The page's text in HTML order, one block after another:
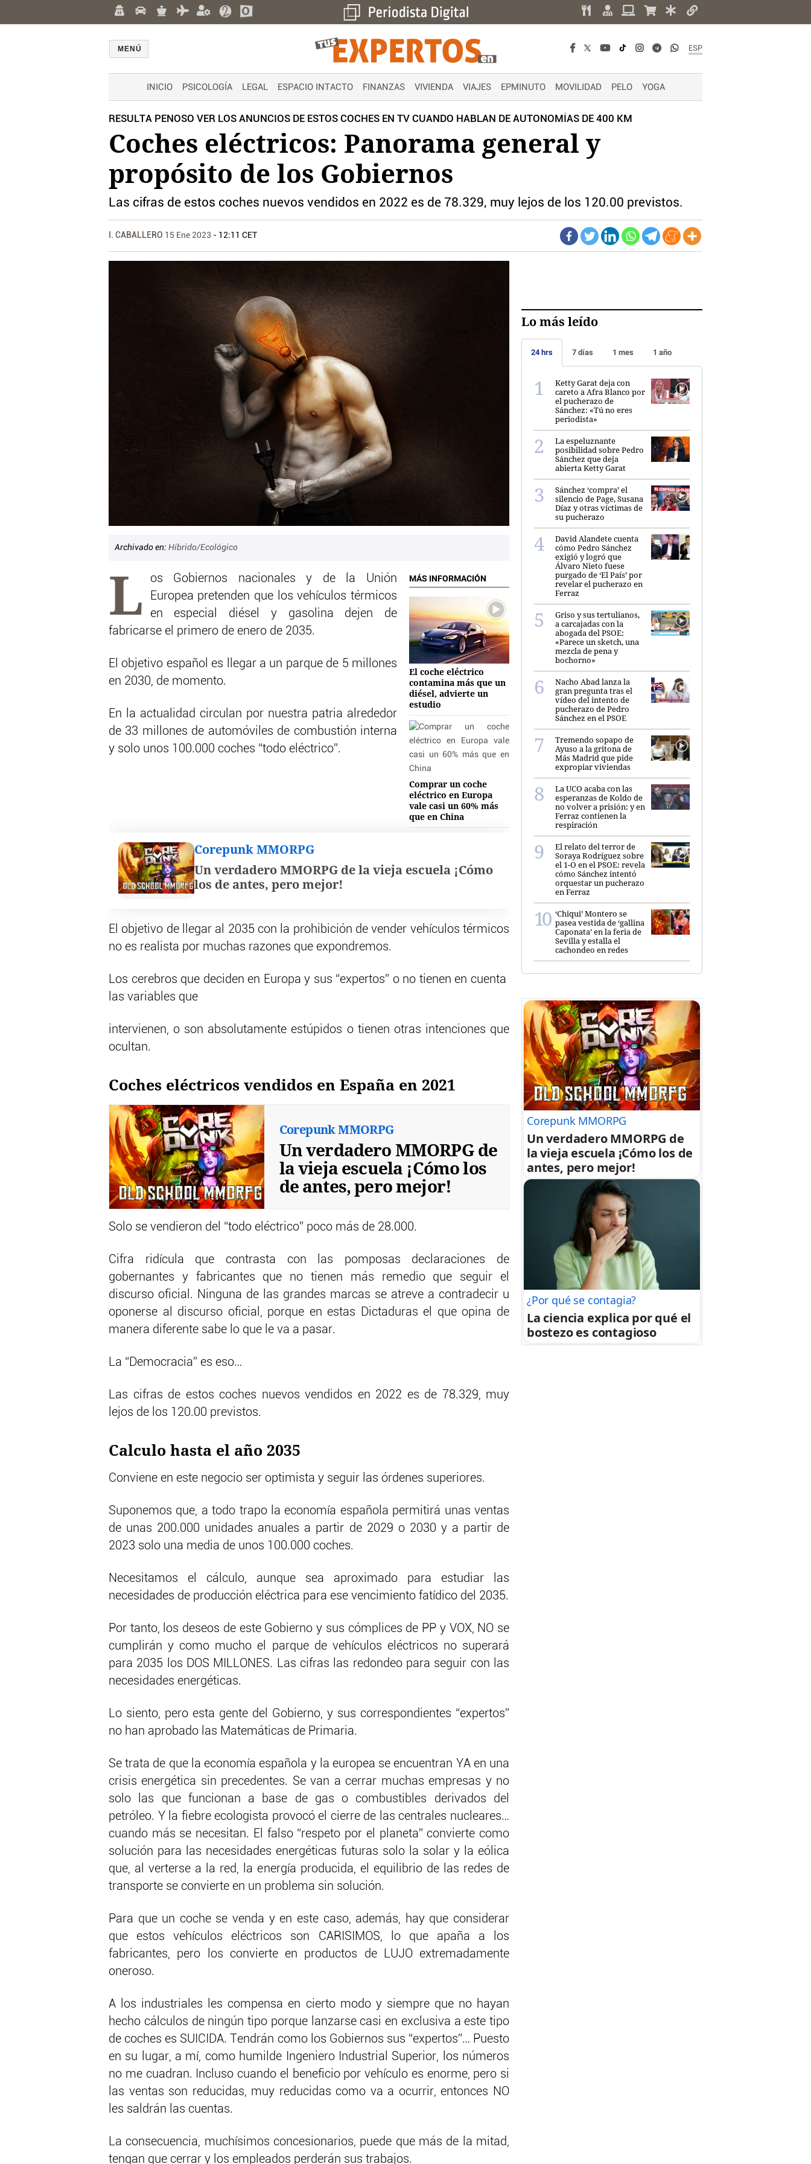
ESP
MENÚ
INICIO PSICOLOGÍA LEGAL ESPACIO INTACTO FINANZAS VIVIENDA VIAJES EPMINUTO MOVILIDAD PELO YOGA
RESULTA PENOSO VER LOS ANUNCIOS DE ESTOS COCHES EN TV CUANDO HABLAN DE AUTONOMÍAS DE 400 KM
Coches eléctricos: Panorama general y
propósito de los Gobiernos
Las cifras de estos coches nuevos vendidos en 2022 es de 78.329, muy lejos de los 120.00 previstos.
I. CABALLERO 15 Ene 2023 - 12:11 CET
Archivado en: Híbrido/Ecológico
MÁS INFORMACIÓN
El coche eléctrico
contamina más que un
diésel, advierte un
estudio
Comprar un coche
eléctrico en Europa
vale casi un 60% más
que en China
L
os Gobiernos nacionales y de la Unión
Europea pretenden que los vehículos térmicos
en especial diésel y gasolina dejen de
fabricarse el primero de enero de 2035.
El objetivo español es llegar a un parque de 5 millones
en 2030, de momento.
En la actualidad circulan por nuestra patria alrededor
de 33 millones de automóviles de combustión interna
y solo unos 100.000 coches “todo eléctrico”.
Corepunk MMORPG
Un verdadero MMORPG de la vieja escuela ¡Cómo
los de antes, pero mejor!
El objetivo de llegar al 2035 con la prohibición de vender vehículos térmicos
no es realista por muchas razones que expondremos.
Los cerebros que deciden en Europa y sus “expertos” o no tienen en cuenta
las variables que
intervienen, o son absolutamente estúpidos o tienen otras intenciones que
ocultan.
Coches eléctricos vendidos en España en 2021
Corepunk MMORPG
Un verdadero MMORPG de
la vieja escuela ¡Cómo los
de antes, pero mejor!
Solo se vendieron del “todo eléctrico” poco más de 28.000.
Cifra ridícula que contrasta con las pomposas declaraciones de
gobernantes y fabricantes que no tienen más remedio que seguir el
discurso oficial. Ninguna de las grandes marcas se atreve a contradecir u
oponerse al discurso oficial, porque en estas Dictaduras el que opina de
manera diferente sabe lo que le va a pasar.
La “Democracia” es eso…
Las cifras de estos coches nuevos vendidos en 2022 es de 78.329, muy
lejos de los 120.00 previstos.
Calculo hasta el año 2035
Conviene en este negocio ser optimista y seguir las órdenes superiores.
Suponemos que, a todo trapo la economía española permitirá unas ventas
de unas 200.000 unidades anuales a partir de 2029 o 2030 y a partir de
2023 solo una media de unos 100.000 coches.
Necesitamos el cálculo, aunque sea aproximado para estudiar las
necesidades de producción eléctrica para ese vencimiento fatídico del 2035.
Por tanto, los deseos de este Gobierno y sus cómplices de PP y VOX, NO se
cumplirán y como mucho el parque de vehículos eléctricos no superará
para 2035 los DOS MILLONES. Las cifras las redondeo para seguir con las
necesidades energéticas.
Lo siento, pero esta gente del Gobierno, y sus correspondientes “expertos”
no han aprobado las Matemáticas de Primaria.
Se trata de que la economía española y la europea se encuentran YA en una
crisis energética sin precedentes. Se van a cerrar muchas empresas y no
solo las que funcionan a base de gas o combustibles derivados del
petróleo. Y la fiebre ecologista provocó el cierre de las centrales nucleares…
cuando más se necesitan. El falso “respeto por el planeta” convierte como
solución para las necesidades energéticas futuras solo la solar y la eólica
que, al verterse a la red, la energía producida, el equilibrio de las redes de
transporte se convierte en un problema sin solución.
Para que un coche se venda y en este caso, además, hay que considerar
que estos vehículos eléctricos son CARISIMOS, lo que apaña a los
fabricantes, pero los convierte en productos de LUJO extremadamente
oneroso.
A los industriales les compensa en cierto modo y siempre que no hayan
hecho cálculos de ningún tipo porque lanzarse casi en exclusiva a este tipo
de coches es SUICIDA. Tendrán como los Gobiernos sus “expertos”… Puesto
en su lugar, a mí, como humilde Ingeniero Industrial Superior, los números
no me cuadran. Incluso cuando el beneficio por vehículo es enorme, pero si
las ventas son reducidas, muy reducidas como va a ocurrir, entonces NO
les saldrán las cuentas.
La consecuencia, muchísimos concesionarios, puede que más de la mitad,
tengan que cerrar y los empleados perderán sus trabajos.
Lo más leído
24 hrs 7 días 1 mes 1 año
Ketty Garat deja con
careto a Afra Blanco por
el pucherazo de
Sánchez: «Tú no eres
periodista»
La espeluznante
posibilidad sobre Pedro
Sánchez que deja
abierta Ketty Garat
Sánchez ‘compra’ el
silencio de Page, Susana
Díaz y otras víctimas de
su pucherazo
David Alandete cuenta
cómo Pedro Sánchez
exigió y logró que
Álvaro Nieto fuese
purgado de ‘El País’ por
revelar el pucherazo en
Ferraz
Griso y sus tertulianos,
a carcajadas con la
abogada del PSOE:
«Parece un sketch, una
mezcla de pena y
bochorno»
Nacho Abad lanza la
gran pregunta tras el
vídeo del intento de
pucherazo de Pedro
Sánchez en el PSOE
Tremendo sopapo de
Ayuso a la gritona de
Más Madrid que pide
expropiar viviendas
La UCO acaba con las
esperanzas de Koldo de
no volver a prisión: y en
Ferraz contienen la
respiración
El relato del terror de
Soraya Rodríguez sobre
el 1-O en el PSOE: revela
cómo Sánchez intentó
orquestar un pucherazo
en Ferraz
‘Chiqui’ Montero se
pasea vestida de ‘gallina
Caponata’ en la feria de
Sevilla y estalla el
cachondeo en redes
Corepunk MMORPG
Un verdadero MMORPG de
la vieja escuela ¡Cómo los de
antes, pero mejor!
¿Por qué se contagia?
La ciencia explica por qué el
bostezo es contagioso